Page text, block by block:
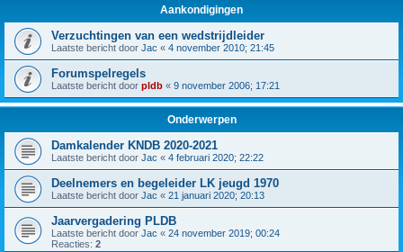
Aankondigingen
Verzuchtingen van een wedstrijdleider
Laatste bericht door Jac « 4 november 2010; 21:45
Forumspelregels
Laatste bericht door pldb « 9 november 2006; 17:21
Onderwerpen
Damkalender KNDB 2020-2021
Laatste bericht door Jac « 4 februari 2020; 22:22
Deelnemers en begeleider LK jeugd 1970
Laatste bericht door Jac « 21 januari 2020; 20:13
Jaarvergadering PLDB
Laatste bericht door Jac « 24 november 2019; 00:24
Reacties: 2